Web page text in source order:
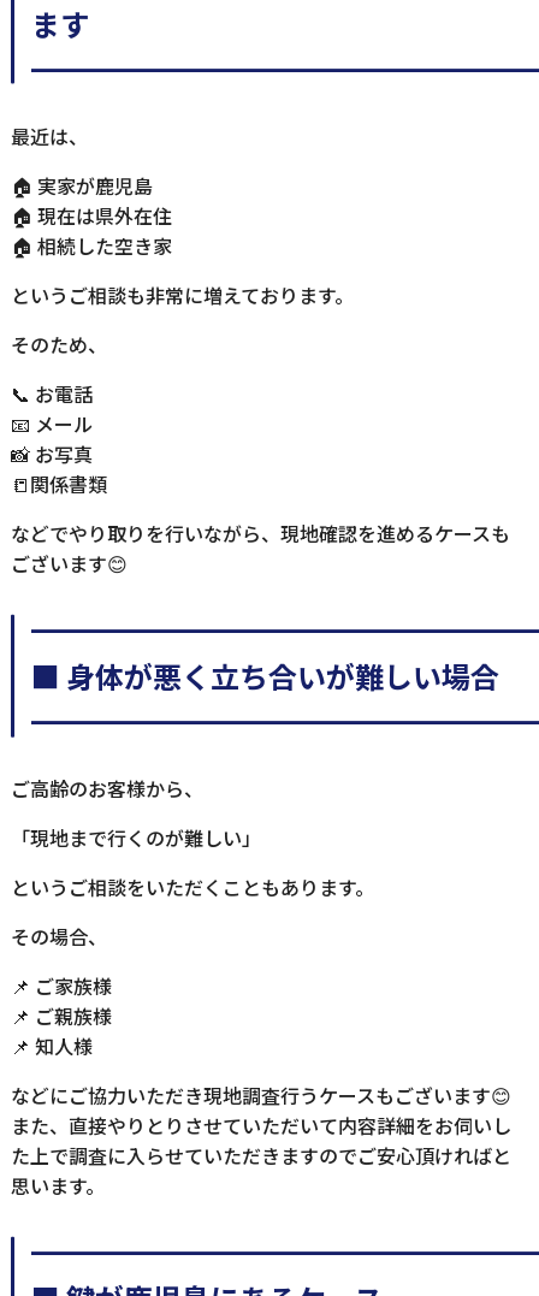
ます
最近は、
🏠 実家が鹿児島
🏠 現在は県外在住
🏠 相続した空き家
というご相談も非常に増えております。
そのため、
📞 お電話
📧 メール
📸 お写真
📒関係書類
などでやり取りを行いながら、現地確認を進めるケースも
ございます😊
■ 身体が悪く立ち合いが難しい場合
ご高齢のお客様から、
「現地まで行くのが難しい」
というご相談をいただくこともあります。
その場合、
📌 ご家族様
📌 ご親族様
📌 知人様
などにご協力いただき現地調査行うケースもございます😊
また、直接やりとりさせていただいて内容詳細をお伺いし
た上で調査に入らせていただきますのでご安心頂ければと
思います。